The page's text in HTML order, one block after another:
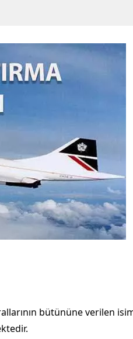
bütününe verilen